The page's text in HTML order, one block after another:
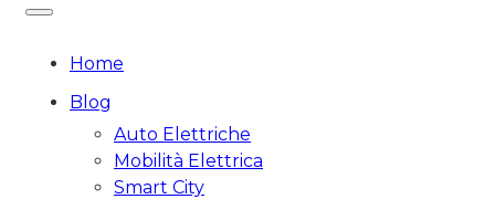
Home
Blog
Auto Elettriche
Mobilità Elettrica
Smart City